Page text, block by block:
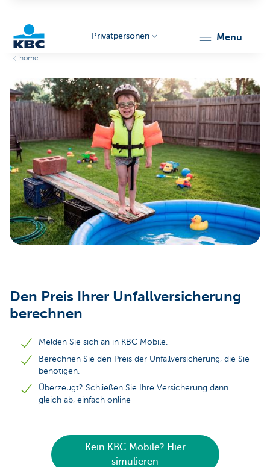
Particulieren
Privatpersonen menu
home
Den Preis Ihrer Unfallversicherung
berechnen
Melden Sie sich an in KBC Mobile.
Berechnen Sie den Preis der Unfallversicherung, die Sie
benötigen.
Überzeugt? Schließen Sie Ihre Versicherung dann
gleich ab, einfach online
Kein KBC Mobile? Hier
simulieren